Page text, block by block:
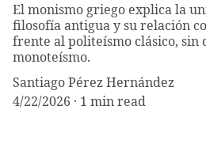
El monismo griego explica la
filosofía antigua y su relación
frente al politeísmo clásico, sin
monoteísmo.
Santiago Pérez Hernández
4/22/2026
1 min read